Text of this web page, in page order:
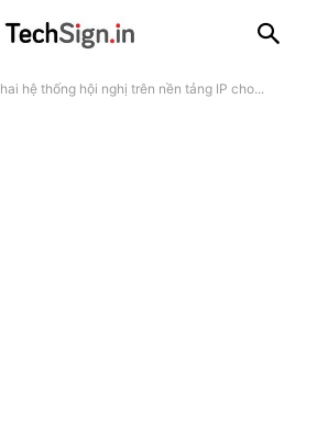
hệ thống hội nghị trên nền tảng IP cho...